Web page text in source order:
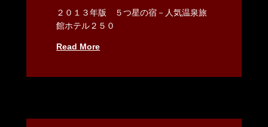
２０１３年版 ５つ星の宿－人気温泉旅
館ホテル２５０
Read More